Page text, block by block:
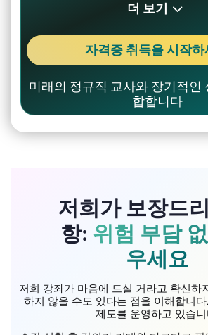
더 보기
자격증 취득을 시작하
미래의 정규직 교사와 장기적인
합합니다
저희가 보장드
항: 위험 부담
우세요
저희 강좌가 마음에 드실 거라고 확신하
하지 않을 수도 있다는 점을 이해합니
제도를 운영하고 있습